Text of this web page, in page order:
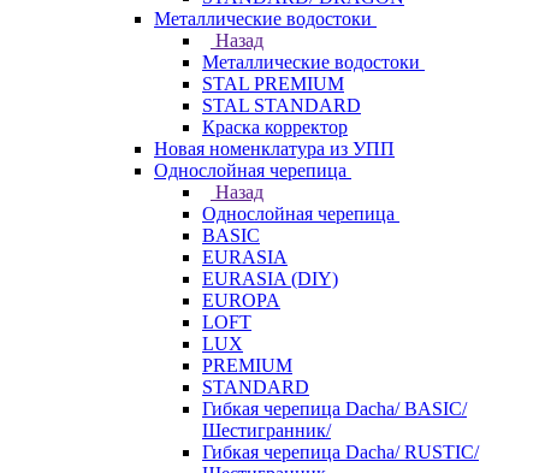
Металлические водостоки
Назад
Металлические водостоки
STAL PREMIUM
STAL STANDARD
Краска корректор
Новая номенклатура из УПП
Однослойная черепица
Назад
Однослойная черепица
BASIC
EURASIA
EURASIA (DIY)
EUROPA
LOFT
LUX
PREMIUM
STANDARD
Гибкая черепица Dacha/ BASIC/
Шестигранник/
Гибкая черепица Dacha/ RUSTIC/